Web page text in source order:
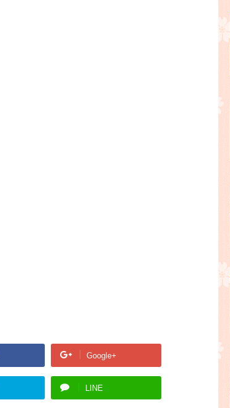
Google+
LINE